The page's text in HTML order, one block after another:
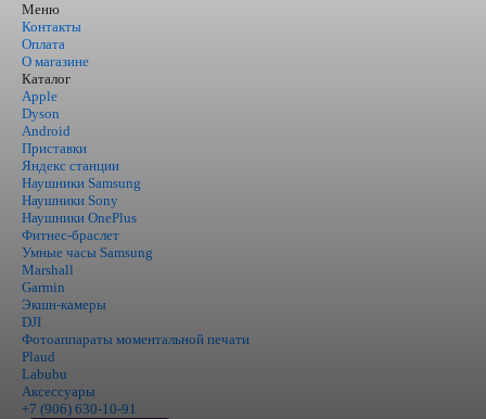
Меню
Контакты
Оплата
О магазине
Каталог
Apple
Dyson
Android
Приставки
Яндекс станции
Наушники Samsung
Наушники Sony
Наушники OnePlus
Фитнес-браслет
Умные часы Samsung
Marshall
Garmin
Экшн-камеры
DJI
Фотоаппараты моментальной печати
Plaud
Labubu
Аксессуары
+7 (906) 630-10-91